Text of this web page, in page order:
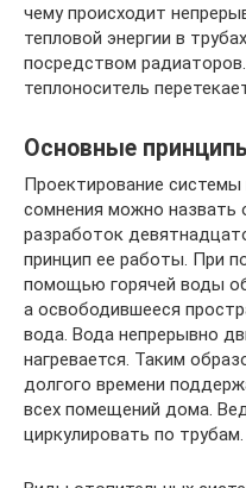
чему происходит
тепловой энергии в
посредством
теплоноситель
Основные
Проектирование
сомнения можно назвать
разработок
принцип ее работы. При
помощью горячей воды
а освободившееся
вода. Вода непрерывно
нагревается. Таким
долгого времени
всех помещений дома.
циркулировать по трубам.